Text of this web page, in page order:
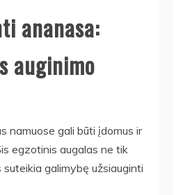
ananasa:
auginimo
namuose gali būti įdomus ir
egzotinis augalas ne tik
suteikia galimybę užsiauginti